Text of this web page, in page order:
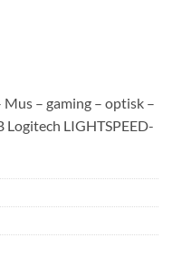
Mus – gaming – optisk –
Logitech LIGHTSPEED-